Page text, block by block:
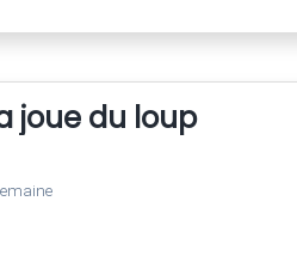
joue du loup